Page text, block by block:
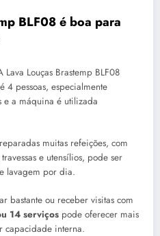
BLF08 é boa para
Louças Brastemp BLF08
4 pessoas, especialmente
e a máquina é utilizada
muitas refeições, com
e utensílios, pode ser
lavagem por dia.
bastante ou receber visitas com
14 serviços pode oferecer mais
capacidade interna.